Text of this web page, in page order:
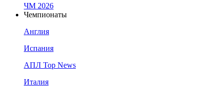
ЧМ 2026
Чемпионаты
Англия
Испания
АПЛ Top News
Италия